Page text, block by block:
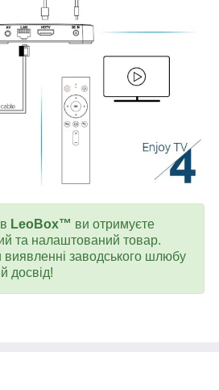
LeoBox™ ви отримуєте
та налаштований товар.
виявленні заводського шлюбу
досвід!